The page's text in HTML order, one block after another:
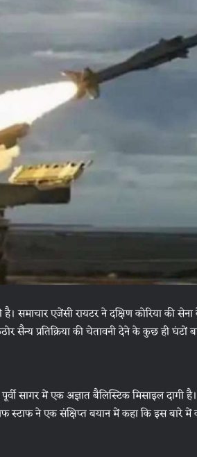
समाचार एजेंसी रायटर ने दक्षिण कोरिया की
सैन्य प्रतिक्रिया की चेतावनी देने के कुछ ही
सागर में एक अज्ञात बैलिस्टिक मिसाइल दागी
स्टाफ ने एक संक्षिप्त बयान में कहा कि इस बारे में